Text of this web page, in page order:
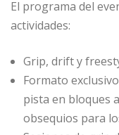
El programa del
actividades:
Grip, drift y
Formato
pista en bloques
obsequios para